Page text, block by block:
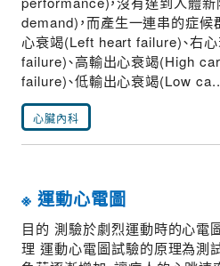
demand)，而產生一連串的症候
心衰竭(Left heart failure)、右
failure)、高輸出心衰竭(High
failure)、低輸出心衰竭(Low
心臟內科
※ 運動心電圖
目的 測驗於劇烈運動時的心電
理 運動心電圖試驗的原理為測